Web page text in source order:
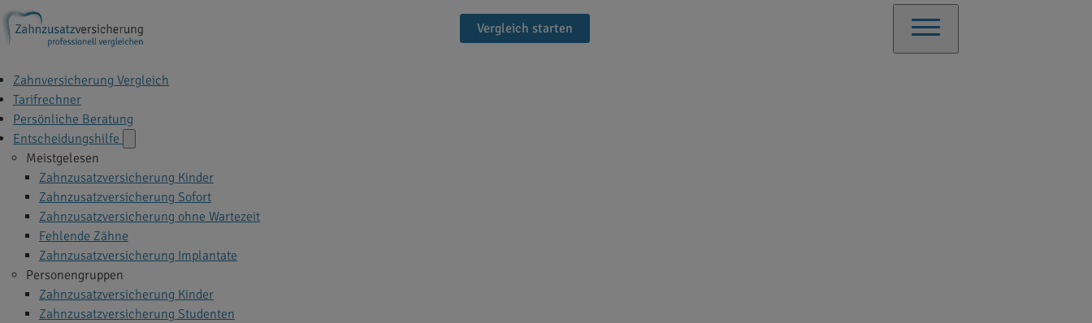
Vergleich starten
Zahnversicherung Vergleich
Tarifrechner
Persönliche Beratung
Entscheidungshilfe
Meistgelesen
Zahnzusatzversicherung Kinder
Zahnzusatzversicherung Sofort
Zahnzusatzversicherung ohne Wartezeit
Fehlende Zähne
Zahnzusatzversicherung Implantate
Personengruppen
Zahnzusatzversicherung Kinder
Zahnzusatzversicherung Studenten